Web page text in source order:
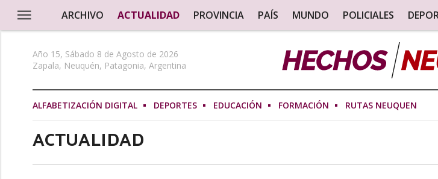
ARCHIVO ACTUALIDAD PROVINCIA PAÍS MUNDO POLICIALES
Año 15, Sábado 8 de Agosto de 2026
Zapala, Neuquén, Patagonia, Argentina
ALFABETIZACIÓN DIGITAL DEPORTES EDUCACIÓN FORMACIÓN RUTAS NEUQUEN
ACTUALIDAD